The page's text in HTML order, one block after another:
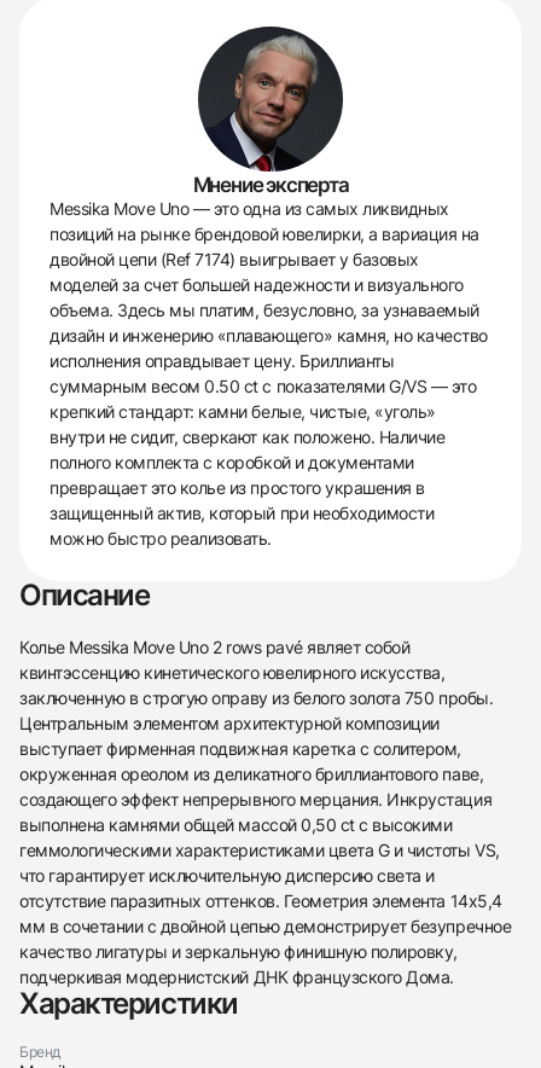
Мнение эксперта
Messika Move Uno — это одна из самых ликвидных
позиций на рынке брендовой ювелирки, а вариация на
двойной цепи (Ref 7174) выигрывает у базовых
моделей за счет большей надежности и визуального
объема. Здесь мы платим, безусловно, за узнаваемый
дизайн и инженерию «плавающего» камня, но качество
исполнения оправдывает цену. Бриллианты
суммарным весом 0.50 ct с показателями G/VS — это
крепкий стандарт: камни белые, чистые, «уголь»
внутри не сидит, сверкают как положено. Наличие
полного комплекта с коробкой и документами
превращает это колье из простого украшения в
защищенный актив, который при необходимости
можно быстро реализовать.
Описание
Колье Messika Move Uno 2 rows pavé являет собой
квинтэссенцию кинетического ювелирного искусства,
заключенную в строгую оправу из белого золота 750 пробы.
Центральным элементом архитектурной композиции
выступает фирменная подвижная каретка с солитером,
окруженная ореолом из деликатного бриллиантового паве,
создающего эффект непрерывного мерцания. Инкрустация
выполнена камнями общей массой 0,50 ct с высокими
геммологическими характеристиками цвета G и чистоты VS,
что гарантирует исключительную дисперсию света и
отсутствие паразитных оттенков. Геометрия элемента 14х5,4
мм в сочетании с двойной цепью демонстрирует безупречное
качество лигатуры и зеркальную финишную полировку,
подчеркивая модернистский ДНК французского Дома.
Характеристики
Бренд